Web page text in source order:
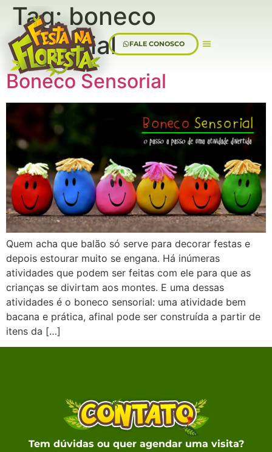
FALE CONOSCO
Tag: boneco
sensorial
Boneco Sensorial
Quem acha que balão só serve para decorar festas e
depois estourar muito se engana. Há inúmeras
atividades que podem ser feitas com ele para que as
crianças se divirtam aos montes. E uma dessas
atividades é o boneco sensorial: uma atividade bem
bacana e prática, afinal pode ser construída a partir de
itens da […]
Tem dúvidas ou quer agendar uma visita?